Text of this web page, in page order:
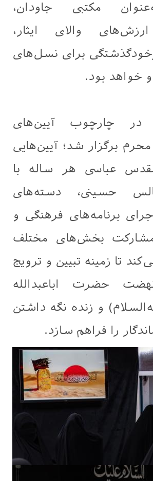
مکتبی جاودان،
والای ایثار،
برای نسل‌های
خواهد بود.
در چارچوب آیین‌های
برگزار شد؛ آیین‌هایی
عباسی هر ساله با
حسینی، دسته‌های
برنامه‌های فرهنگی و
مشارکت بخش‌های مختلف
تا زمینه تبیین و ترویج
حضرت اباعبدالله
و زنده نگه داشتن
را فراهم سازد.